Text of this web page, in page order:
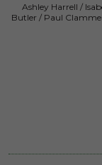
Ashley Harrell /
Butler / Paul